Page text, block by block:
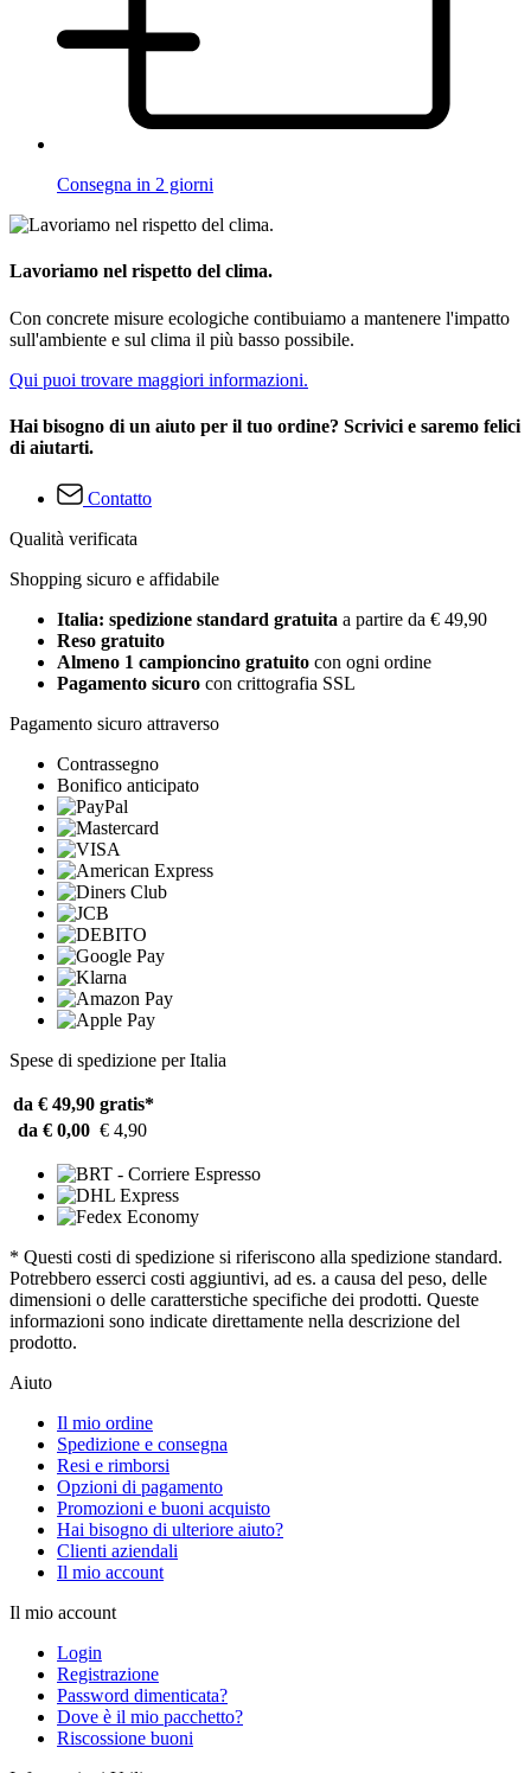
Consegna in 2 giorni
Lavoriamo nel rispetto del clima.
Con concrete misure ecologiche contibuiamo a mantenere l'impatto
sull'ambiente e sul clima il più basso possibile.
Qui puoi trovare maggiori informazioni.
Hai bisogno di un aiuto per il tuo ordine? Scrivici e saremo felici
di aiutarti.
Contatto
Qualità verificata
Shopping sicuro e affidabile
Italia: spedizione standard gratuita a partire da € 49,90
Reso gratuito
Almeno 1 campioncino gratuito con ogni ordine
Pagamento sicuro con crittografia SSL
Pagamento sicuro attraverso
Contrassegno
Bonifico anticipato
Spese di spedizione per Italia
da € 49,90 gratis*
da € 0,00 € 4,90
* Questi costi di spedizione si riferiscono alla spedizione standard.
Potrebbero esserci costi aggiuntivi, ad es. a causa del peso, delle
dimensioni o delle caratterstiche specifiche dei prodotti. Queste
informazioni sono indicate direttamente nella descrizione del
prodotto.
Aiuto
Il mio ordine
Spedizione e consegna
Resi e rimborsi
Opzioni di pagamento
Promozioni e buoni acquisto
Hai bisogno di ulteriore aiuto?
Clienti aziendali
Il mio account
Il mio account
Login
Registrazione
Password dimenticata?
Dove è il mio pacchetto?
Riscossione buoni